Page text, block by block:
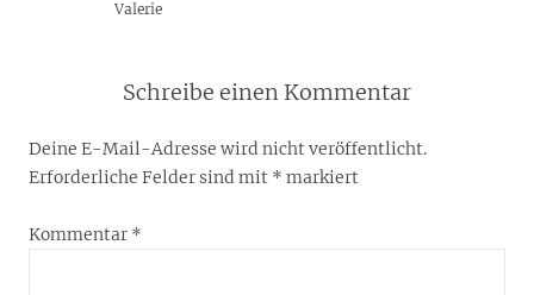
Valerie
Schreibe einen Kommentar
Deine E-Mail-Adresse wird nicht veröffentlicht.
Erforderliche Felder sind mit * markiert
Kommentar *